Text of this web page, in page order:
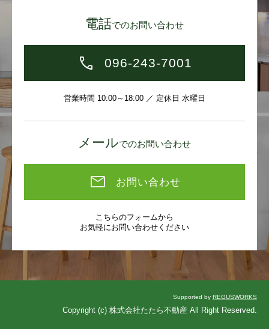
電話でのお問い合わせ
096-243-7001
営業時間 10:00～18:00 ／ 定休日 水曜日
メールでのお問い合わせ
お問い合わせ
こちらのフォームから
お気軽にお問い合わせください
Supported by REGUSWORKS
Copyright (c) 株式会社たたら不動産 All Right Reserved.